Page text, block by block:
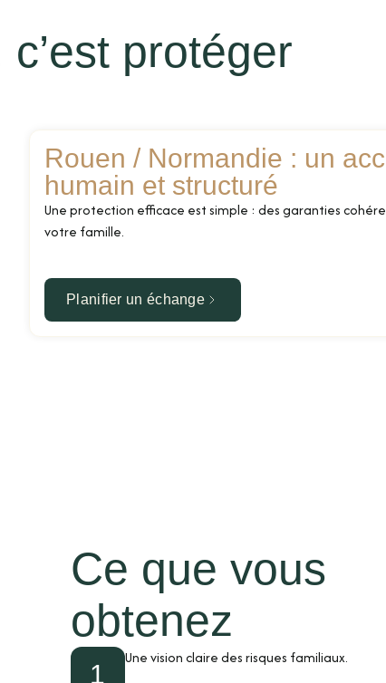
protéger
Rouen / Normandie : un
humain et structuré
Une protection efficace est simple : des garanties
votre famille.
Planifier un échange
Ce que vous
obtenez
1
Une vision claire des risques familiaux.